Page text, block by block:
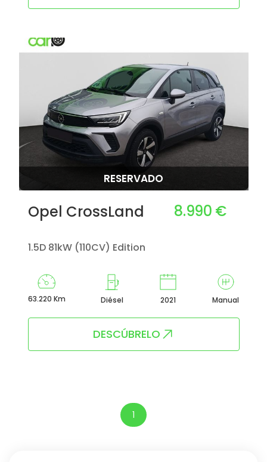
RESERVADO
Opel CrossLand
1.5D 81kW (110CV) Edition
8.990 €
63.220 Km Diésel 2021 Manual
DESCÚBRELO
1